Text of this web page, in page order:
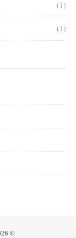
(1)
(1)
©